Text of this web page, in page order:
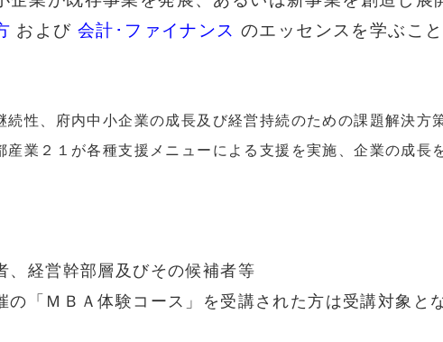
および会計･ファイナンスのエッセンスを学ぶこ
性、府内中小企業の成長及び経営持続のための課題解決方
業２１が各種支援メニューによる支援を実施、企業の成長
経営幹部層及びその候補者等
「ＭＢＡ体験コース」を受講された方は受講対象と